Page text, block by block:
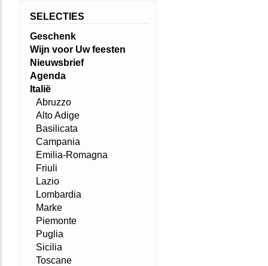
SELECTIES
Geschenk
Wijn voor Uw feesten
Nieuwsbrief
Agenda
Italië
Abruzzo
Alto Adige
Basilicata
Campania
Emilia-Romagna
Friuli
Lazio
Lombardia
Marke
Piemonte
Puglia
Sicilia
Toscane